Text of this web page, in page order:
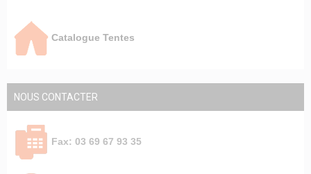
Catalogue Tentes
NOUS CONTACTER
Fax: 03 69 67 93 35